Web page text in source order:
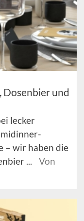
Dosenbier und
lecker
– wir haben die
...
Von